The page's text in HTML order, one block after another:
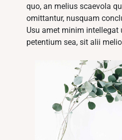
quo, an melius scaevola
omittantur, nusquam
Usu amet minim intellegat
petentium sea, sit alii